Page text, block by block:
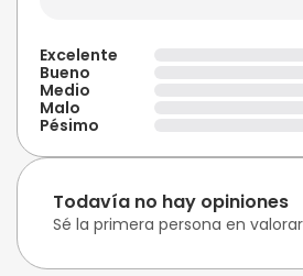
Excelente
Bueno
Medio
Malo
Pésimo
Todavía no hay opiniones
Sé la primera persona en